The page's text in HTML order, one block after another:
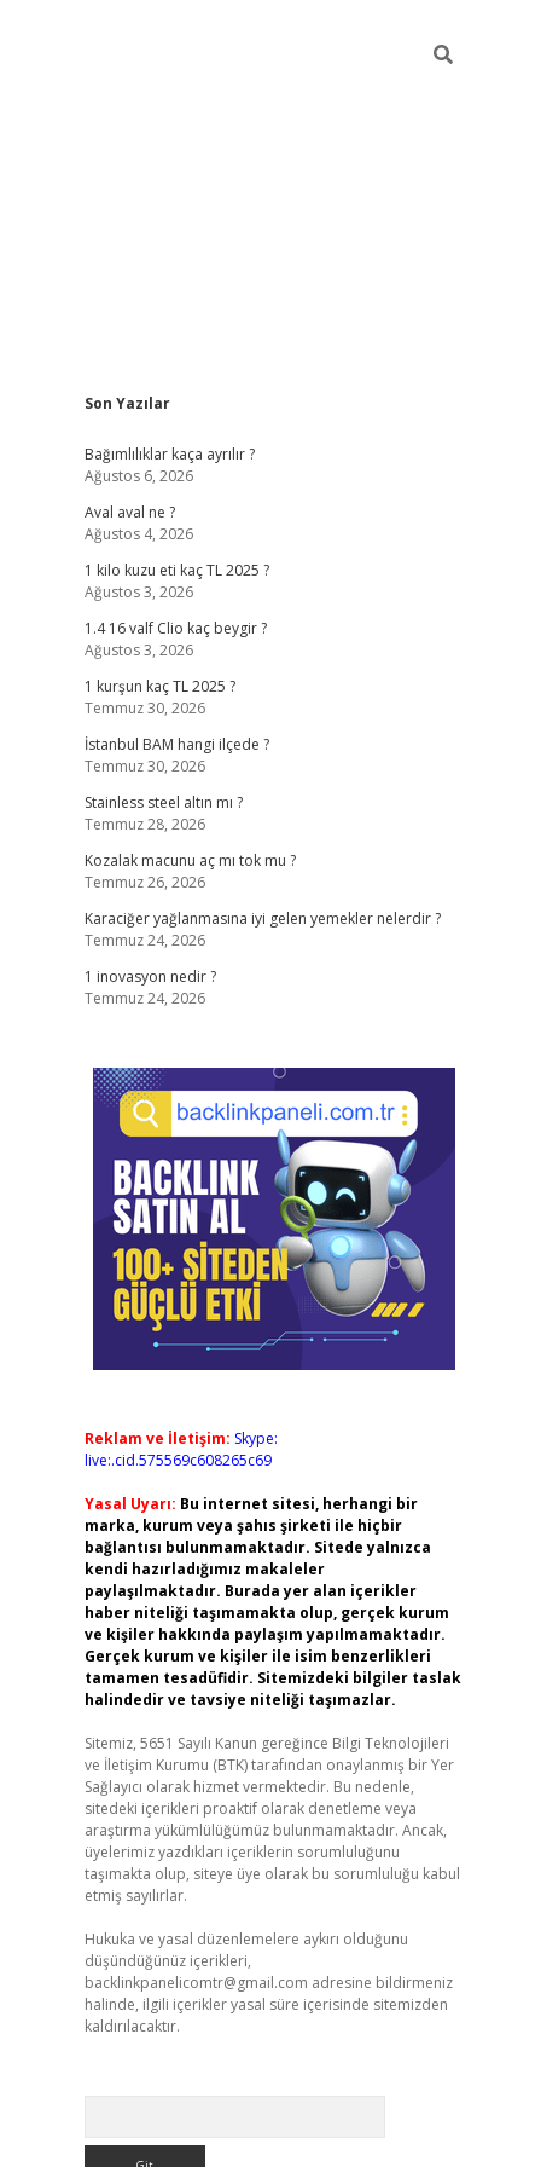
Sidebar
Son Yazılar
Bağımlılıklar kaça ayrılır ?
Ağustos 6, 2026
Aval aval ne ?
Ağustos 4, 2026
1 kilo kuzu eti kaç TL 2025 ?
Ağustos 3, 2026
1.4 16 valf Clio kaç beygir ?
Ağustos 3, 2026
1 kurşun kaç TL 2025 ?
Temmuz 30, 2026
İstanbul BAM hangi ilçede ?
Temmuz 30, 2026
Stainless steel altın mı ?
Temmuz 28, 2026
Kozalak macunu aç mı tok mu ?
Temmuz 26, 2026
Karaciğer yağlanmasına iyi gelen yemekler nelerdir ?
Temmuz 24, 2026
1 inovasyon nedir ?
Temmuz 24, 2026
Reklam ve İletişim: Skype:
live:.cid.575569c608265c69
Yasal Uyarı: Bu internet sitesi, herhangi bir
marka, kurum veya şahıs şirketi ile hiçbir
bağlantısı bulunmamaktadır. Sitede yalnızca
kendi hazırladığımız makaleler
paylaşılmaktadır. Burada yer alan içerikler
haber niteliği taşımamakta olup, gerçek kurum
ve kişiler hakkında paylaşım yapılmamaktadır.
Gerçek kurum ve kişiler ile isim benzerlikleri
tamamen tesadüfidir. Sitemizdeki bilgiler taslak
halindedir ve tavsiye niteliği taşımazlar.
Sitemiz, 5651 Sayılı Kanun gereğince Bilgi Teknolojileri
ve İletişim Kurumu (BTK) tarafından onaylanmış bir Yer
Sağlayıcı olarak hizmet vermektedir. Bu nedenle,
sitedeki içerikleri proaktif olarak denetleme veya
araştırma yükümlülüğümüz bulunmamaktadır. Ancak,
üyelerimiz yazdıkları içeriklerin sorumluluğunu
taşımakta olup, siteye üye olarak bu sorumluluğu kabul
etmiş sayılırlar.
Hukuka ve yasal düzenlemelere aykırı olduğunu
düşündüğünüz içerikleri,
backlinkpanelicomtr@gmail.com adresine bildirmeniz
halinde, ilgili içerikler yasal süre içerisinde sitemizden
kaldırılacaktır.